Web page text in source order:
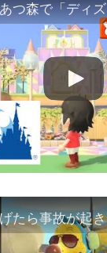
たら事故が起き